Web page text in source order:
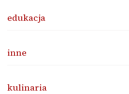
edukacja
inne
kulinaria